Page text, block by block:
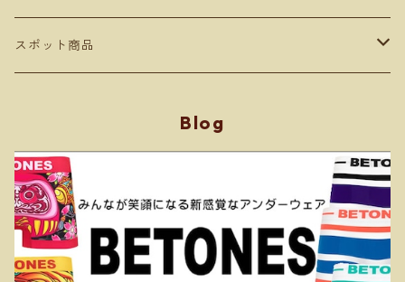
lighter
BETONES
Ladey's
Kid's
Orobianco
アンダーウェア
ソックス
スポット商品
Blog